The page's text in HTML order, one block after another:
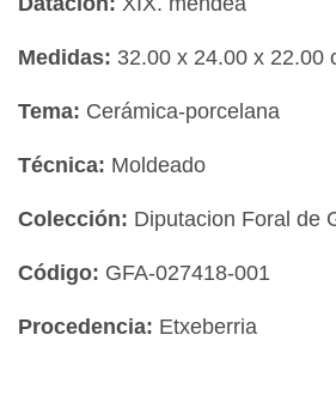
Medidas: 32.00 x 24.00 x 22.00
Tema: Cerámica-porcelana
Técnica: Moldeado
Colección: Diputacion Foral de
Código: GFA-027418-001
Procedencia: Etxeberria